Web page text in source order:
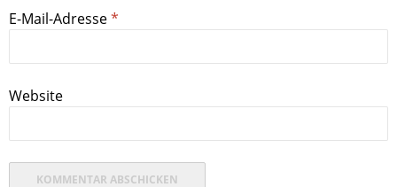
E-Mail-Adresse*
Website